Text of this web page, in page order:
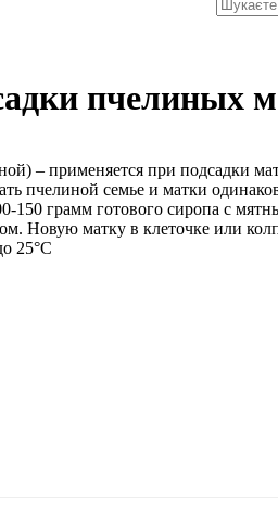
пчелиных
– применяется при подсадки
пчелиной семье и матки
150 грамм готового сиропа с
Новую матку в клеточке или
25°С